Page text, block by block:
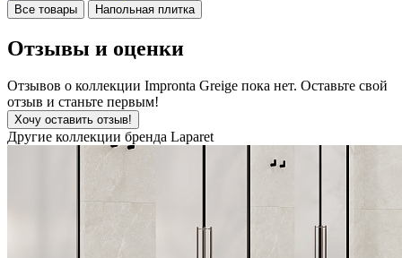
Все товары Напольная плитка
Отзывы и оценки
Отзывов о коллекции Impronta Greige пока нет. Оставьте свой
отзыв и станьте первым!
Хочу оставить отзыв!
Другие коллекции бренда Laparet